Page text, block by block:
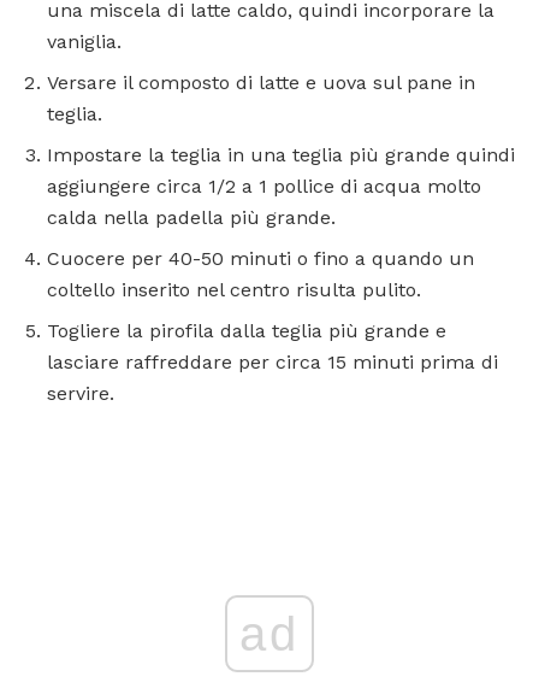
una miscela di latte caldo, quindi incorporare la
vaniglia.
Versare il composto di latte e uova sul pane in
teglia.
Impostare la teglia in una teglia più grande quindi
aggiungere circa 1/2 a 1 pollice di acqua molto
calda nella padella più grande.
Cuocere per 40-50 minuti o fino a quando un
coltello inserito nel centro risulta pulito.
Togliere la pirofila dalla teglia più grande e
lasciare raffreddare per circa 15 minuti prima di
servire.
ad